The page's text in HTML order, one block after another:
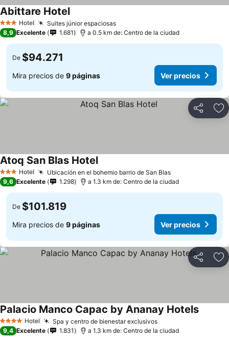
3 Estrellas
Hotel Suites júnior espaciosas
Abittare Hotel
8,9 Excelente 1.681 a 0.5 km de: Centro de la ciudad
De $94.271
Mira precios de 9 páginas Ver precios
Compartir
3 Estrellas
Hotel Ubicación en el bohemio barrio de San Blas
Atoq San Blas Hotel
9,6 Excelente 1.298 a 1.3 km de: Centro de la ciudad
De $101.819
Mira precios de 9 páginas Ver precios
Compartir
4 EstrellasHotel Spa y centro de bienestar exclusivos
Palacio Manco Capac by Ananay Hotels
9,4 Excelente 1.831 a 1.3 km de: Centro de la ciudad